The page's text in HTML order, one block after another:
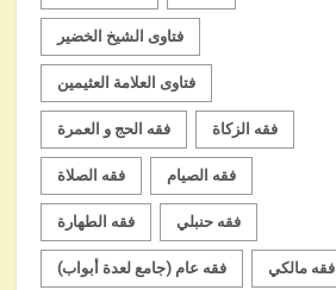
فتاوى الشيخ الخضير
فتاوى العلامة العثيمين
فقه الحج و العمرة فقه الزكاة
فقه الصلاة فقه الصيام
فقه الطهارة فقه حنبلي
فقه عام (جامع لعدة أبواب) فقه مالكي